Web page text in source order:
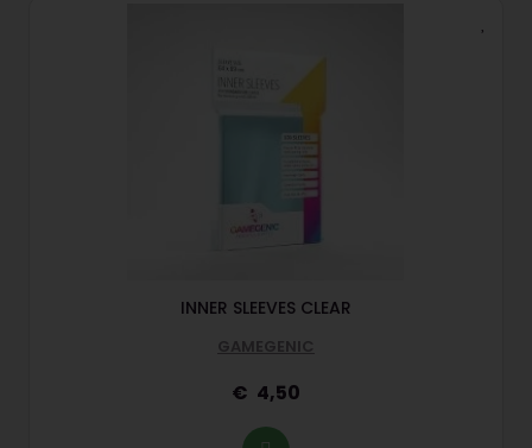
INNER SLEEVES CLEAR
GAMEGENIC
4,50